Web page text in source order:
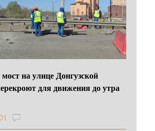
на улице Донгузской
для движения до утра